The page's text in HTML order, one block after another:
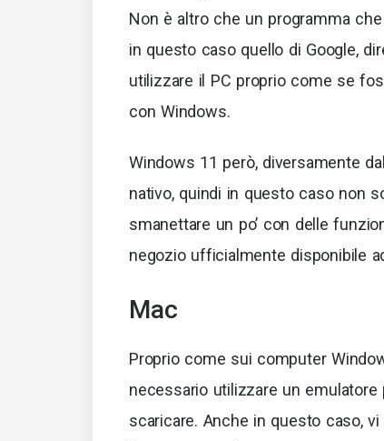
Non è altro che un programma
in questo caso quello di Google,
utilizzare il PC proprio come se
con Windows.
Windows 11 però, diversamente
nativo, quindi in questo caso non
smanettare un po’ con delle
negozio ufficialmente disponibile
Mac
Proprio come sui computer
necessario utilizzare un
scaricare. Anche in questo caso,